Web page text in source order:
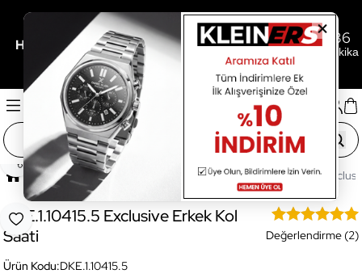
Her 3.000TL'ye 500TL Hediye İçin Son 0 / 21 / 36
Dakika
Ana Sayfa Saatler Erkek Saat DKE.1.10415.5
Favoriye Ekle
Paylaş
DKE.1.10415.5 Exclusive Erkek Kol
Saati
Ürün Kodu:DKE.1.10415.5
Değerlendirme (2)